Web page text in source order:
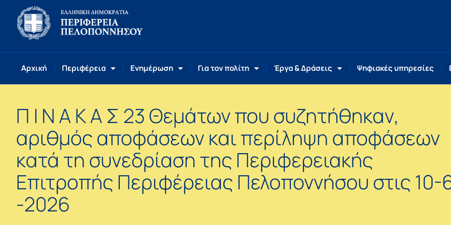
Αρχική Περιφέρεια Ενημέρωση Για τον πολίτη Έργα & Δράσεις Ψηφιακές υπηρεσίες
Π Ι Ν Α Κ Α Σ 23 Θεμάτων που συζητήθηκαν,
αριθμός αποφάσεων και περίληψη αποφάσεων
κατά τη συνεδρίαση της Περιφερειακής
Επιτροπής Περιφέρειας Πελοποννήσου στις 10-
-2026